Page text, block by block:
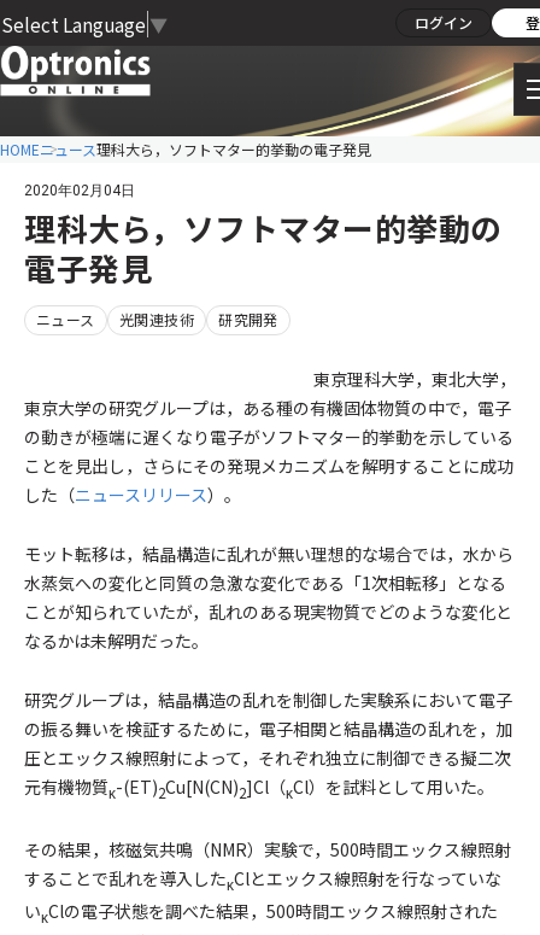
Select Language ▼ ログイン
HOMEニュース理科大ら，ソフトマター的挙動の電子発見
2020年02月04日
理科大ら，ソフトマター的挙動の
電子発見
ニュース 光関連技術 研究開発
東京理科大学，東北大学，
東京大学の研究グループは，ある種の有機固体物質の中で，電子
の動きが極端に遅くなり電子がソフトマター的挙動を示している
ことを見出し，さらにその発現メカニズムを解明することに成功
した（ニュースリリース）。
モット転移は，結晶構造に乱れが無い理想的な場合では，水から
水蒸気への変化と同質の急激な変化である「1次相転移」となる
ことが知られていたが，乱れのある現実物質でどのような変化と
なるかは未解明だった。
研究グループは，結晶構造の乱れを制御した実験系において電子
の振る舞いを検証するために，電子相関と結晶構造の乱れを，加
圧とエックス線照射によって，それぞれ独立に制御できる擬二次
元有機物質ĸ-(ET)2Cu[N(CN)2]Cl（ĸCl）を試料として用いた。
その結果，核磁気共鳴（NMR）実験で，500時間エックス線照射
することで乱れを導入したĸClとエックス線照射を行なっていな
いĸClの電子状態を調べた結果，500時間エックス線照射された